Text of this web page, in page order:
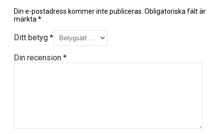
Din e-postadress kommer inte publiceras. Obligatoriska fält är
märkta *
Ditt betyg *
Din recension *